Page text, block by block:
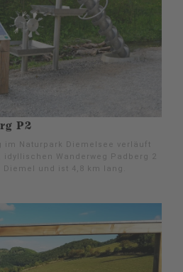
P2
im Naturpark Diemelsee verläuft
Wanderweg Padberg 2
und ist 4,8 km lang.